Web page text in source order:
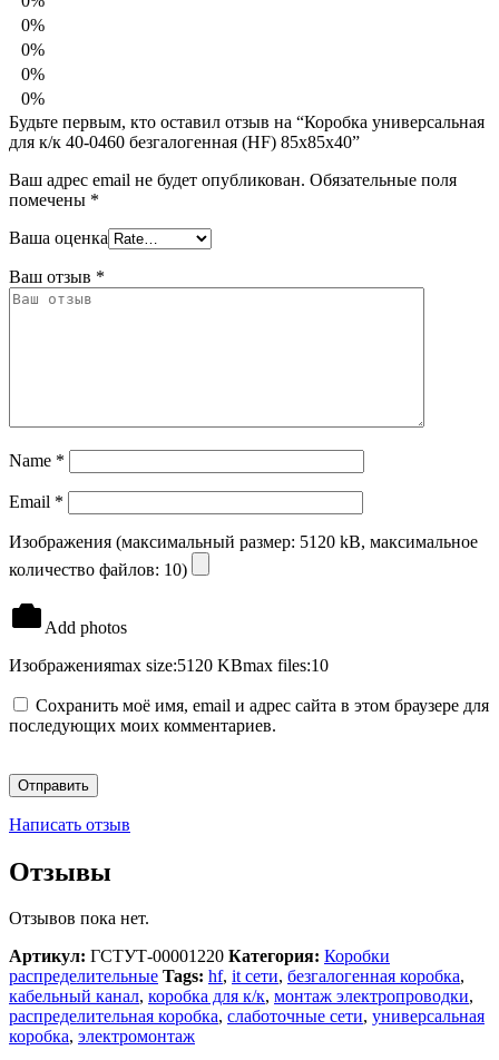
0%
0%
0%
0%
Будьте первым, кто оставил отзыв на “Коробка универсальная
для к/к 40-0460 безгалогенная (HF) 85х85х40”
Ваш адрес email не будет опубликован. Обязательные поля
помечены *
Ваша оценка
Ваш отзыв *
Name *
Email *
Изображения (максимальный размер: 5120 kB, максимальное
количество файлов: 10)
Add photos
Изображенияmax size:5120 KBmax files:10
Сохранить моё имя, email и адрес сайта в этом браузере для
последующих моих комментариев.
Написать отзыв
Отзывы
Отзывов пока нет.
Артикул: ГСТУТ-00001220 Категория: Коробки
распределительные Tags: hf, it сети, безгалогенная коробка,
кабельный канал, коробка для к/к, монтаж электропроводки,
распределительная коробка, слаботочные сети, универсальная
коробка, электромонтаж